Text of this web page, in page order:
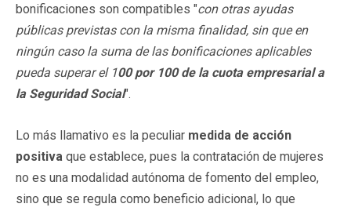
bonificaciones son compatibles "con otras ayudas
públicas previstas con la misma finalidad, sin que en
ningún caso la suma de las bonificaciones aplicables
pueda superar el 100 por 100 de la cuota empresarial a
la Seguridad Social".
Lo más llamativo es la peculiar medida de acción
positiva que establece, pues la contratación de mujeres
no es una modalidad autónoma de fomento del empleo,
sino que se regula como beneficio adicional, lo que